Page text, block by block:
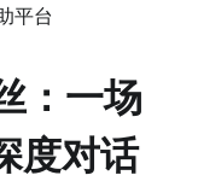
平台
：一场
度对话